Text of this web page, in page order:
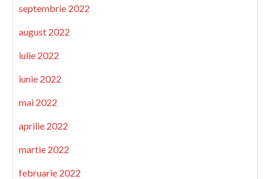
septembrie 2022
august 2022
iulie 2022
iunie 2022
mai 2022
aprilie 2022
martie 2022
februarie 2022